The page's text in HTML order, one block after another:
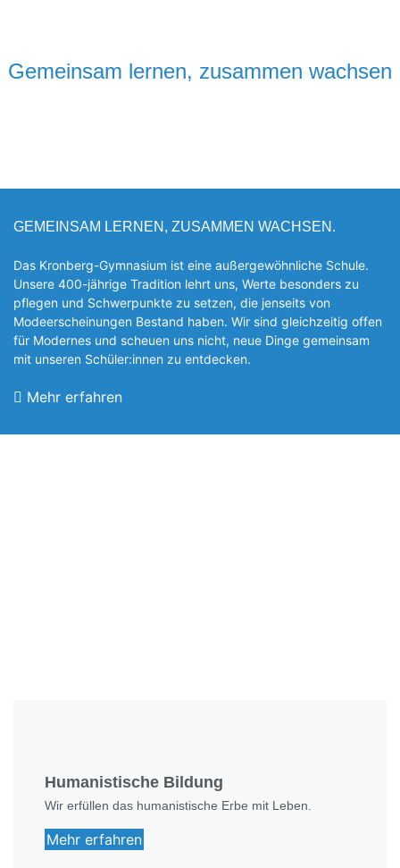
Gemeinsam lernen, zusammen wachsen
GEMEINSAM LERNEN, ZUSAMMEN WACHSEN.
Das Kronberg-Gymnasium ist eine außergewöhnliche Schule.
Unsere 400-jährige Tradition lehrt uns, Werte besonders zu
pflegen und Schwerpunkte zu setzen, die jen­seits von
Modeerscheinungen Be­stand haben. Wir sind gleichzeitig offen
für Modernes und scheuen uns nicht, neue Dinge gemeinsam
mit unseren Schüler:innen zu entde­cken.
Mehr erfahren
Humanistische Bildung
Wir erfüllen das humanistische Erbe mit Leben.
Mehr erfahren